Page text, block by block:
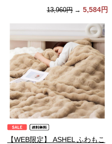
13,960円 → 5,584円
【WEB限定】 ASHEL ふわもこ